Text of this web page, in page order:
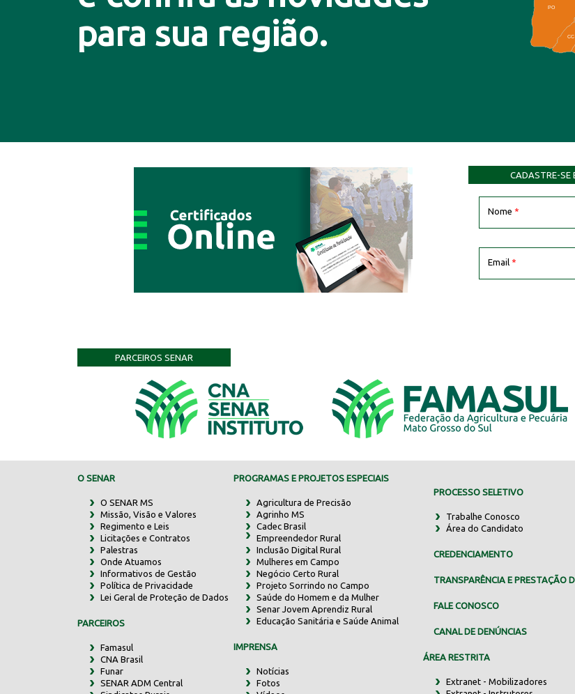
para sua região.
PO
CC
CADASTRE-SE
Nome *
Email *
PARCEIROS SENAR
O SENAR
O SENAR MS
Missão, Visão e Valores
Regimento e Leis
Licitações e Contratos
Palestras
Onde Atuamos
Informativos de Gestão
Política de Privacidade
Lei Geral de Proteção de Dados
PARCEIROS
Famasul
CNA Brasil
Funar
SENAR ADM Central
PROGRAMAS E PROJETOS ESPECIAIS
Agricultura de Precisão
Agrinho MS
Cadec Brasil
Empreendedor Rural
Inclusão Digital Rural
Mulheres em Campo
Negócio Certo Rural
Projeto Sorrindo no Campo
Saúde do Homem e da Mulher
Senar Jovem Aprendiz Rural
Educação Sanitária e Saúde Animal
IMPRENSA
Notícias
Fotos
PROCESSO SELETIVO
Trabalhe Conosco
Área do Candidato
CREDENCIAMENTO
TRANSPARÊNCIA E PRESTAÇÃO
FALE CONOSCO
CANAL DE DENÚNCIAS
ÁREA RESTRITA
Extranet - Mobilizadores